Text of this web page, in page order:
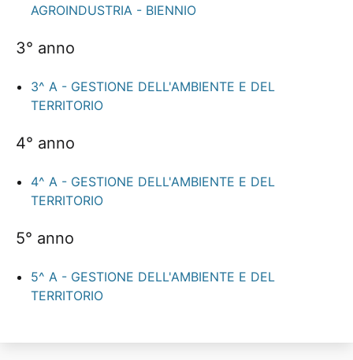
AGROINDUSTRIA - BIENNIO
3° anno
3^ A - GESTIONE DELL'AMBIENTE E DEL
TERRITORIO
4° anno
4^ A - GESTIONE DELL'AMBIENTE E DEL
TERRITORIO
5° anno
5^ A - GESTIONE DELL'AMBIENTE E DEL
TERRITORIO